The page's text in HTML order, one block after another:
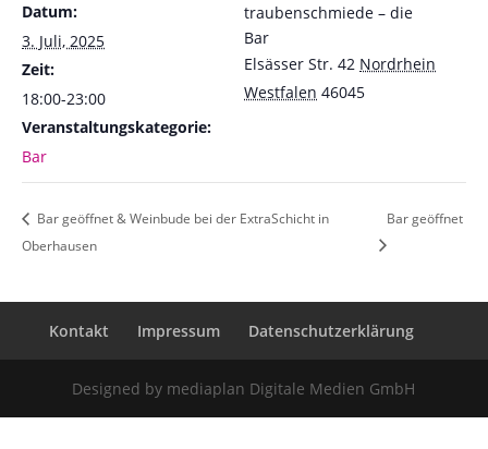
Datum:
3. Juli, 2025
Zeit:
18:00-23:00
Veranstaltungskategorie:
Bar
traubenschmiede – die
Bar
Elsässer Str. 42 Nordrhein
Westfalen 46045
Bar geöffnet & Weinbude bei der ExtraSchicht in
Oberhausen
Bar geöffnet
Kontakt Impressum Datenschutzerklärung
Designed by mediaplan Digitale Medien GmbH